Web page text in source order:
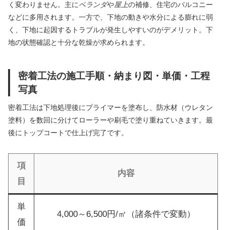
く変わりません。主にベランダや屋上の補修、住宅のバルコニー
などに多用されます。一方で、下地の動きや水分による膨れに弱
く、下地に起因するトラブルが発生しやすいのがデメリット。下
地の状態確認と十分な乾燥が求められます。
密着工法の施工手順・納まり図・単価・工程
写真
密着工法は下地処理後にプライマーを塗布し、防水材（ウレタン
塗料）を数回に分けてローラーや刷毛で塗り重ねていきます。最
後にトップコートで仕上げ完了です。
項
目
内容
単
価
4,000～6,500円/㎡（諸条件で変動）